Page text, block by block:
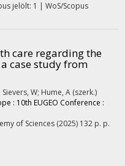
jelölt: 1 | WoS/Scopus
care regarding the
case study from
W; Hume, A (szerk.)
: 10th EUGEO Conference :
of Sciences (2025) 132 p. p.